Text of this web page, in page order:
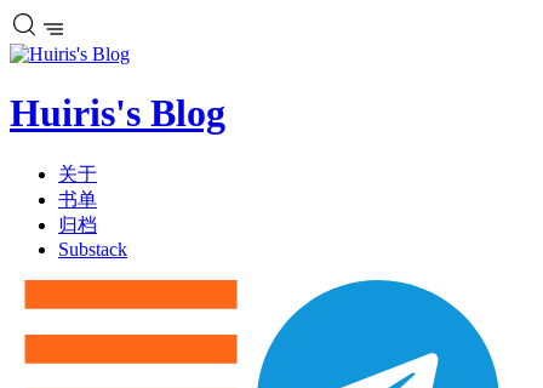
Huiris's Blog
关于
书单
归档
Substack